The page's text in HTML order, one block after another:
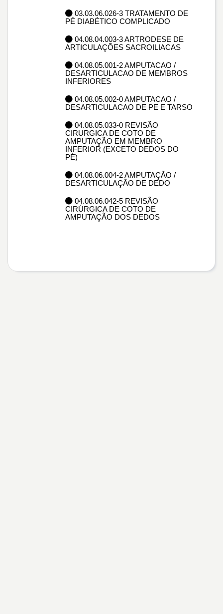
03.03.06.026-3 TRATAMENTO DE
PÉ DIABÉTICO COMPLICADO
04.08.04.003-3 ARTRODESE DE
ARTICULAÇÕES SACROILIACAS
04.08.05.001-2 AMPUTACAO /
DESARTICULACAO DE MEMBROS
INFERIORES
04.08.05.002-0 AMPUTACAO /
DESARTICULACAO DE PE E TARSO
04.08.05.033-0 REVISÃO
CIRURGICA DE COTO DE
AMPUTAÇÃO EM MEMBRO
INFERIOR (EXCETO DEDOS DO
PÉ)
04.08.06.004-2 AMPUTAÇÃO /
DESARTICULAÇÃO DE DEDO
04.08.06.042-5 REVISÃO
CIRÚRGICA DE COTO DE
AMPUTAÇÃO DOS DEDOS